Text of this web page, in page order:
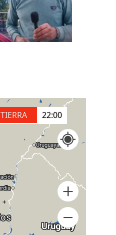
22:10
+